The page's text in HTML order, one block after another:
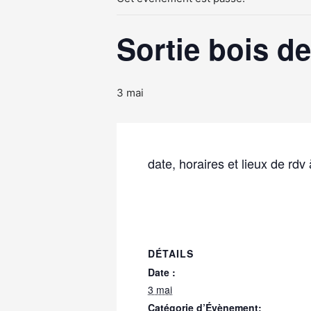
Sortie bois
3 mai
date, horaires et lieux de
DÉTAILS
Date :
3 mai
Catégorie d’Évènement: